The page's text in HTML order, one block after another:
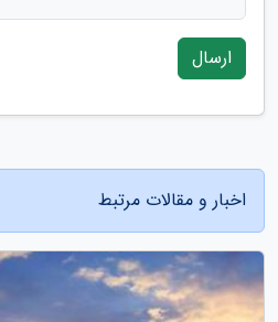
ارسال
اخبار و مقالات مرتبط